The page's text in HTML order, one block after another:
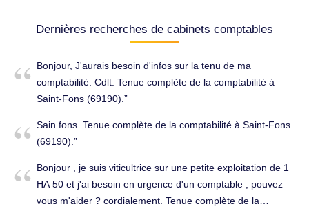
Dernières recherches de cabinets comptables
Bonjour, J'aurais besoin d'infos sur la tenu de ma
comptabilité. Cdlt. Tenue complète de la comptabilité à
Saint-Fons (69190).
Sain fons. Tenue complète de la comptabilité à Saint-Fons
(69190).
Bonjour , je suis viticultrice sur une petite exploitation de 1
HA 50 et j'ai besoin en urgence d'un comptable , pouvez
vous m'aider ? cordialement. Tenue complète de la